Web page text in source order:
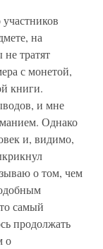
на
тратят
с монетой,
книги.
и мне
Однако
и, видимо,
о том, чем
самый
продолжать
о